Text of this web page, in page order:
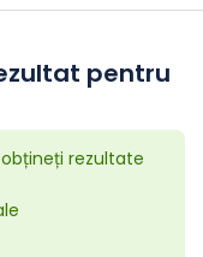
pentru
rezultate